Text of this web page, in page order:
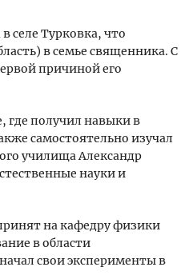
селе Турковка, что
в семье священника. С
причиной его
где получил навыки в
самостоятельно изучал
училища Александр
науки и
на кафедру физики
в области
свои эксперименты в